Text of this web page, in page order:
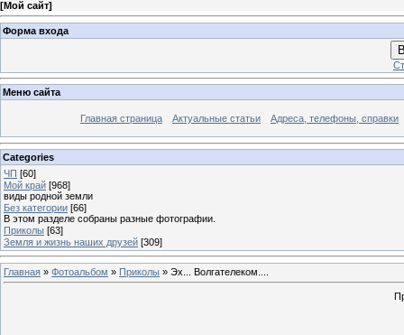
[Мой сайт]
Форма входа
Меню сайта
Главная страница Актуальные статьи Адреса, телефоны, справки
Categories
ЧП [60]
Мой край [968]
виды родной земли
Без категории [66]
В этом разделе собраны разные фотографии.
Приколы [63]
Земля и жизнь наших друзей [309]
Главная » Фотоальбом » Приколы » Эх... Волгателеком....